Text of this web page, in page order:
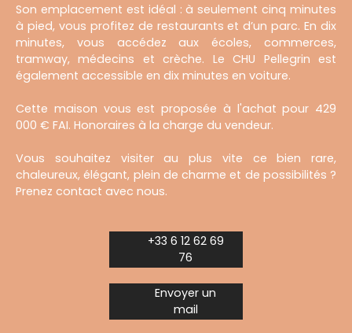
Son emplacement est idéal : à seulement cinq minutes
à pied, vous profitez de restaurants et d’un parc. En dix
minutes, vous accédez aux écoles, commerces,
tramway, médecins et crèche. Le CHU Pellegrin est
également accessible en dix minutes en voiture.
Cette maison vous est proposée à l'achat pour 429
000 € FAI. Honoraires à la charge du vendeur.
Vous souhaitez visiter au plus vite ce bien rare,
chaleureux, élégant, plein de charme et de possibilités ?
Prenez contact avec nous.
+33 6 12 62 69
76
Envoyer un
mail